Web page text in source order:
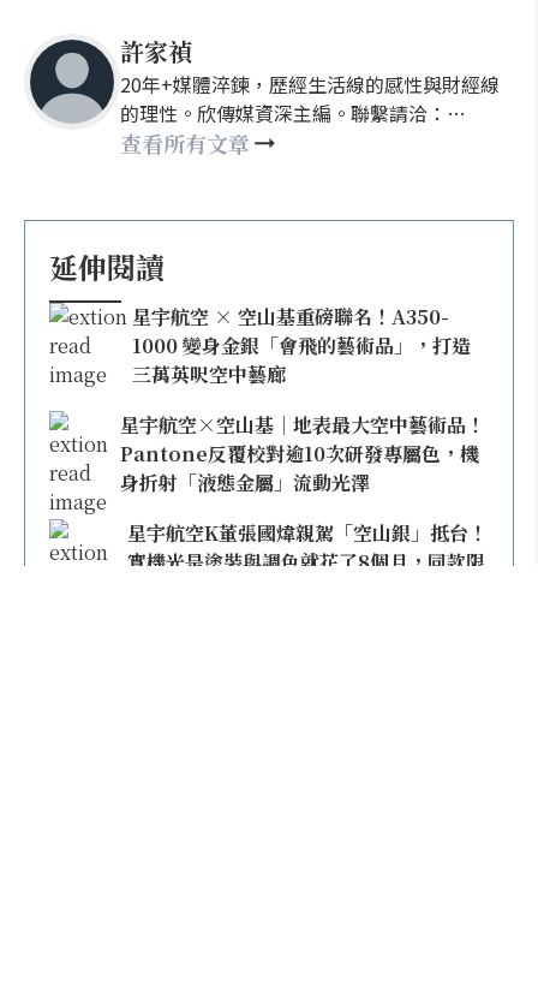
許家禎
20年+媒體淬鍊，歷經生活線的感性與財經線
的理性。欣傳媒資深主編。聯繫請洽：
nellyhsu@xinmedia.com
查看所有文章
延伸閱讀
星宇航空 × 空山基重磅聯名！A350-
1000 變身金銀「會飛的藝術品」，打造
三萬英呎空中藝廊
星宇航空×空山基｜地表最大空中藝術品！
Pantone反覆校對逾10次研發專屬色，機
身折射「液態金屬」流動光澤
星宇航空K董張國煒親駕「空山銀」抵台！
實機光是塗裝與調色就花了8個月，同款限